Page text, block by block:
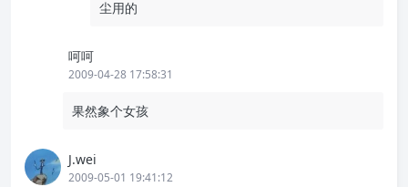
尘用的
呵呵
2009-04-28 17:58:31
果然象个女孩
J.wei
2009-05-01 19:41:12